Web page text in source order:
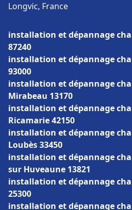
Longvic, France
installation et dépannage
87240
installation et dépannage
93000
installation et dépannage
Mirabeau 13170
installation et dépannage
Ricamarie 42150
installation et dépannage
Loubès 33450
installation et dépannage
sur Huveaune 13821
installation et dépannage
25300
installation et dépannage